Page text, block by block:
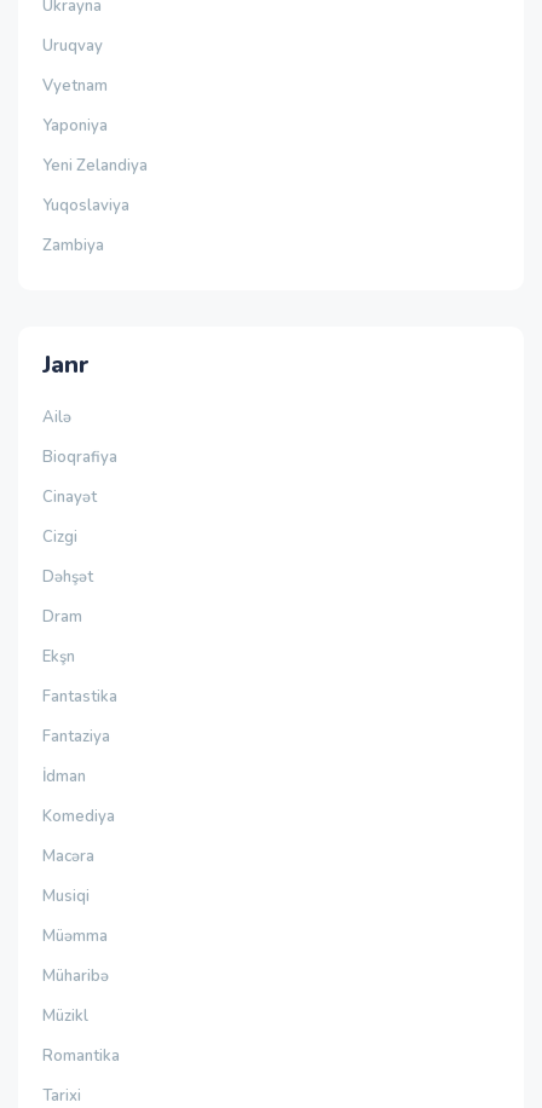
Ukrayna
Uruqvay
Vyetnam
Yaponiya
Yeni Zelandiya
Yuqoslaviya
Zambiya
Janr
Ailə
Bioqrafiya
Cinayət
Cizgi
Dəhşət
Dram
Ekşn
Fantastika
Fantaziya
İdman
Komediya
Macəra
Musiqi
Müəmma
Müharibə
Müzikl
Romantika
Tarixi